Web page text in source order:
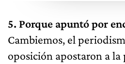
5. Porque apuntó por
Cambiemos, el
oposición apostaron a